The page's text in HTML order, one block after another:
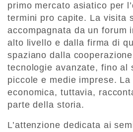
primo mercato asiatico per
termini pro capite. La visita
accompagnata da un forum
alto livello e dalla firma di
spaziano dalla
tecnologie avanzate, fino al
piccole e medie imprese. La
economica, tuttavia,
parte della storia.
L’attenzione dedicata ai